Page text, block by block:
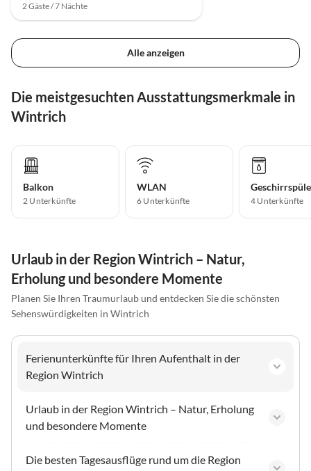
2 Gäste / 7 Nächte
Alle anzeigen
Die meistgesuchten Ausstattungsmerkmale in
Wintrich
Balkon
2 Unterkünfte
WLAN
6 Unterkünfte 4 Unterkünfte
Urlaub in der Region Wintrich – Natur,
Erholung und besondere Momente
Planen Sie Ihren Traumurlaub und entdecken Sie die schönsten
Sehenswürdigkeiten in Wintrich
Ferienunterkünfte für Ihren Aufenthalt in der
Region Wintrich
Urlaub in der Region Wintrich – Natur, Erholung
und besondere Momente
Die besten Tagesausflüge rund um die Region